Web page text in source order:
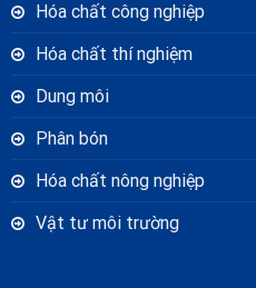
Hóa chất công nghiệp
Hóa chất thí nghiệm
Dung môi
Phân bón
Hóa chất nông nghiệp
Vật tư môi trường